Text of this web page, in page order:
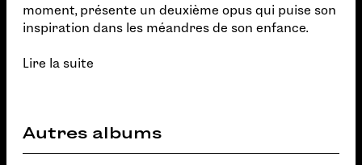
moment, présente un deuxième opus qui puise son
inspiration dans les méandres de son enfance.
Lire la suite
Autres albums